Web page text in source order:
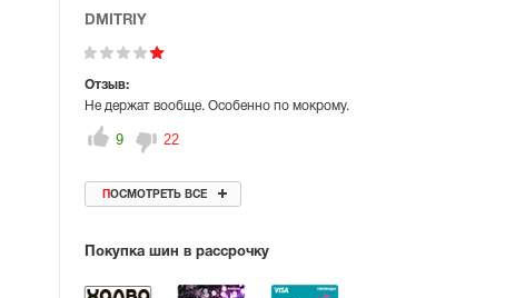
DMITRIY
Отзыв:
Не держат вообще. Особенно по мокрому.
9 22
ПОСМОТРЕТЬ ВСЕ
Покупка шин в рассрочку